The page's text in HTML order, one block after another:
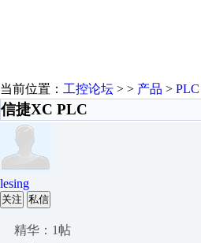
当前位置： 工控论坛 > > 产品 > PLC
信捷XC PLC
lesing
关注 私信
精华：1帖